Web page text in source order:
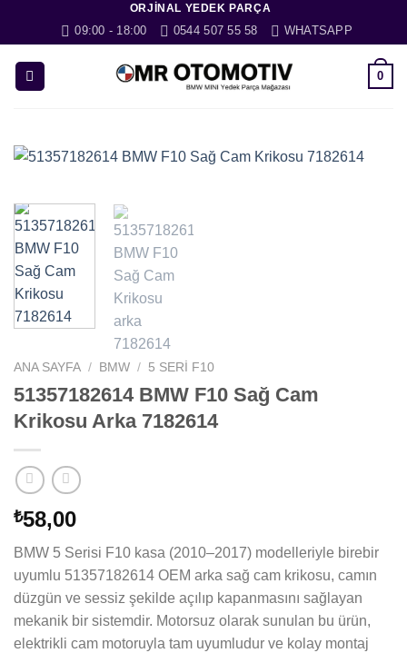
ORJINAL YEDEK PARÇA
09:00 - 18:00 0544 507 55 58 WHATSAPP
0
ANA SAYFA / BMW / 5 SERI F10
51357182614 BMW F10 Sağ Cam
Krikosu Arka 7182614
₺58,00
BMW 5 Serisi F10 kasa (2010–2017) modelleriyle birebir
uyumlu 51357182614 OEM arka sağ cam krikosu, camın
düzgün ve sessiz şekilde açılıp kapanmasını sağlayan
mekanik bir sistemdir. Motorsuz olarak sunulan bu ürün,
elektrikli cam motoruyla tam uyumludur ve kolay montaj